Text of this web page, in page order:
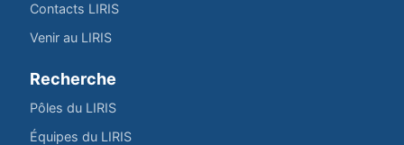
Contacts LIRIS
Venir au LIRIS
Recherche
Pôles du LIRIS
Équipes du LIRIS